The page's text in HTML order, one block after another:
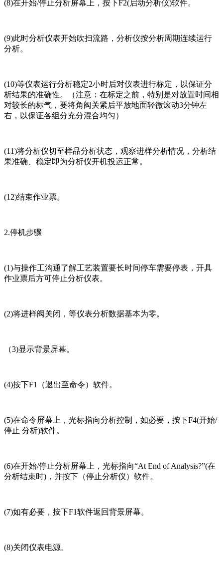
(8)在开始/停止分析屏幕上，按下F2(启动分析仪)软件。
(9)此时分析仪表开始吹扫流路，分析仪按分析周期连续运行
分析。
(10)等仪表运行分析稳定2小时后对仪表进行标定，以保证分
析结果的准确性。（注意：在标定之前，特别是对放置时间相
对较长的标气，要将角阀关紧后平放地面轻微滚动3分钟左
右，以保证各组分充分混合均匀）
(11)将分析仪切至样品分析状态，观察进样分析情况，分析结
果准确、稳定即为分析仪开机投运正常。
(12)结束作业票。
2.停机步骤
(1)与操作工沟通了解工艺装置要长时间停车需要停表，开具
作业票后方可停止分析仪表。
(2)将进样阀关闭，等仪表分析数据基本为零。
（3)显示背景屏幕。
(4)按下F1（退出至命令）软件。
(5)在命令屏幕上，光标指向分析控制，如必要，按下F4(开始/
停止 分析)软件。
(6)在开始/停止分析屏幕上，光标指向“At End of Analysis?”(在
分析结束时)，并按下（停止分析仪）软件。
(7)如有必要，按下F1软件返回背景屏幕。
(8)关闭仪表电源。